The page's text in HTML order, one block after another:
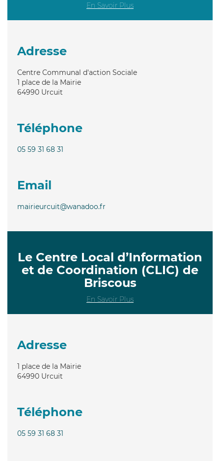
En Savoir Plus
Adresse
Centre Communal d'action Sociale
1 place de la Mairie
64990 Urcuit
Téléphone
05 59 31 68 31
Email
mairieurcuit@wanadoo.fr
Le Centre Local d’Information
et de Coordination (CLIC) de
Briscous
En Savoir Plus
Adresse
1 place de la Mairie
64990 Urcuit
Téléphone
05 59 31 68 31